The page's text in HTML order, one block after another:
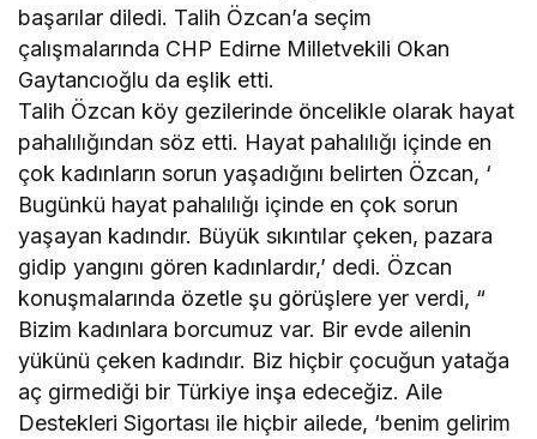
başarılar diledi. Talih Özcan’a seçim
çalışmalarında CHP Edirne Milletvekili Okan
Gaytancıoğlu da eşlik etti.
Talih Özcan köy gezilerinde öncelikle olarak hayat
pahalılığından söz etti. Hayat pahalılığı içinde en
çok kadınların sorun yaşadığını belirten Özcan, ‘
Bugünkü hayat pahalılığı içinde en çok sorun
yaşayan kadındır. Büyük sıkıntılar çeken, pazara
gidip yangını gören kadınlardır,’ dedi. Özcan
konuşmalarında özetle şu görüşlere yer verdi, “
Bizim kadınlara borcumuz var. Bir evde ailenin
yükünü çeken kadındır. Biz hiçbir çocuğun yatağa
aç girmediği bir Türkiye inşa edeceğiz. Aile
Destekleri Sigortası ile hiçbir ailede, ‘benim gelirim